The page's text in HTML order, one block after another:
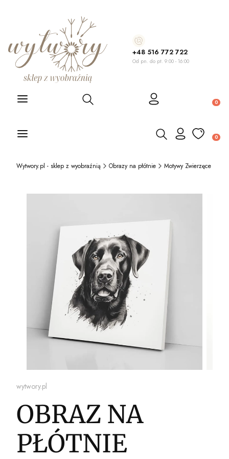
+48 516 772 722
Od pn. do pt. 9:00 - 16:00
Otwórz wyszukiwarkę
Otwórz wyszukiwarkę
Wytwory.pl - sklep z wyobraźnią Obrazy na płótnie Motywy Zwierzęce
wytwory.pl
OBRAZ NA
PŁÓTNIE